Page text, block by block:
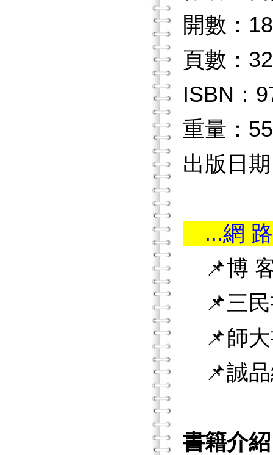
開數：18
頁數：
ISBN：
重量：
出版日
...網
📌博
📌三民
📌師大
📌誠品
書籍介紹